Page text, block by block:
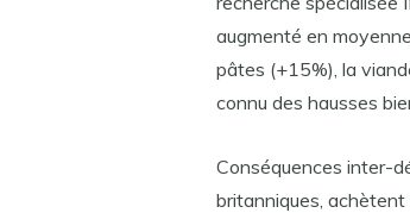
augmenté en
pâtes (+15%), la
connu des hausses
Conséquences inter-
britanniques, achètent